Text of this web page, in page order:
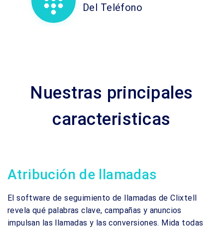
Del Teléfono
Nuestras principales
caracteristicas
Atribución de llamadas
El software de seguimiento de llamadas de Clixtell
revela qué palabras clave, campañas y anuncios
impulsan las llamadas y las conversiones. Mida todas